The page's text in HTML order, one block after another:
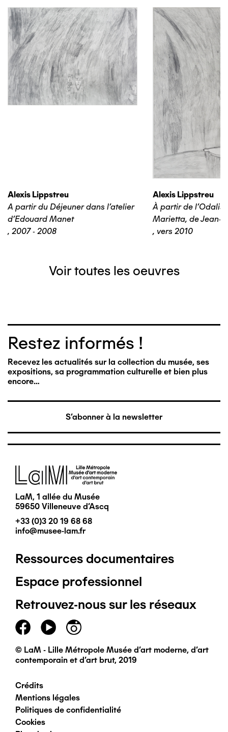
Alexis Lippstreu
A partir du Déjeuner dans l'atelier
d'Edouard Manet
, 2007 - 2008
Alexis Lippstreu
À partir de
Marietta, de Jean-
, vers 2010
Voir toutes les oeuvres
Restez informés !
Recevez les actualités sur la collection du musée, ses
expositions, sa programmation culturelle et bien plus
encore…
S'abonner à la newsletter
Image
LaM, 1 allée du Musée
59650 Villeneuve d'Ascq
+33 (0)3 20 19 68 68
info@musee-lam.fr
Pied
de
page
principal
Ressources documentaires
Espace professionnel
Retrouvez-nous sur les réseaux
© LaM - Lille Métropole Musée d'art moderne, d'art
contemporain et d'art brut, 2019
Pied
de
Crédits
Mentions légales
Politiques de confidentialité
Cookies